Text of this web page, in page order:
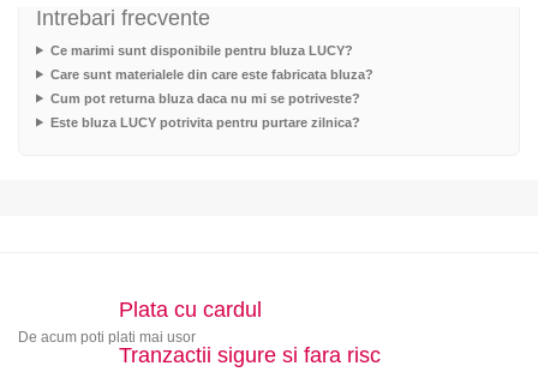
Intrebari frecvente
Ce marimi sunt disponibile pentru bluza LUCY?
Care sunt materialele din care este fabricata bluza?
Cum pot returna bluza daca nu mi se potriveste?
Este bluza LUCY potrivita pentru purtare zilnica?
Plata cu cardul
De acum poti plati mai usor
Tranzactii sigure si fara risc